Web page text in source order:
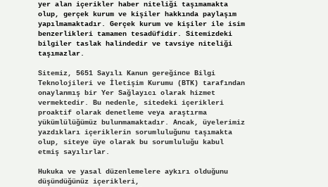
yer alan içerikler haber niteliği taşımamakta
olup, gerçek kurum ve kişiler hakkında paylaşım
yapılmamaktadır. Gerçek kurum ve kişiler ile isim
benzerlikleri tamamen tesadüfidir. Sitemizdeki
bilgiler taslak halindedir ve tavsiye niteliği
taşımazlar.
Sitemiz, 5651 Sayılı Kanun gereğince Bilgi
Teknolojileri ve İletişim Kurumu (BTK) tarafından
onaylanmış bir Yer Sağlayıcı olarak hizmet
vermektedir. Bu nedenle, sitedeki içerikleri
proaktif olarak denetleme veya araştırma
yükümlülüğümüz bulunmamaktadır. Ancak, üyelerimiz
yazdıkları içeriklerin sorumluluğunu taşımakta
olup, siteye üye olarak bu sorumluluğu kabul
etmiş sayılırlar.
Hukuka ve yasal düzenlemelere aykırı olduğunu
düşündüğünüz içerikleri,